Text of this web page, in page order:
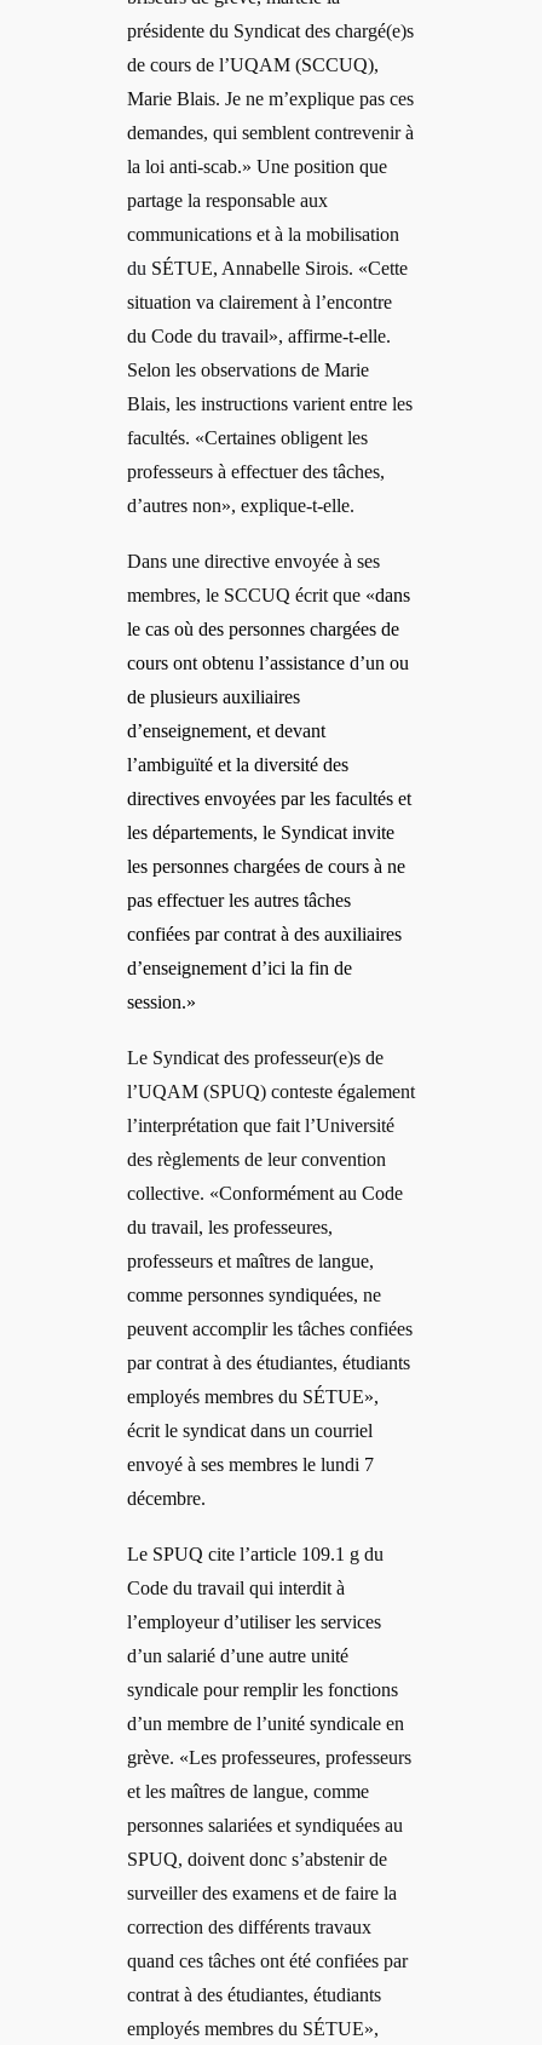
présidente du Syndicat des chargé(e)s
de cours de l’UQAM (SCCUQ),
Marie Blais. Je ne m’explique pas ces
demandes, qui semblent contrevenir à
la loi anti-scab.» Une position que
partage la responsable aux
communications et à la mobilisation
du SÉTUE, Annabelle Sirois. «Cette
situation va clairement à l’encontre
du Code du travail», affirme-t-elle.
Selon les observations de Marie
Blais, les instructions varient entre les
facultés. «Certaines obligent les
professeurs à effectuer des tâches,
d’autres non», explique-t-elle.
Dans une directive envoyée à ses
membres, le SCCUQ écrit que «dans
le cas où des personnes chargées de
cours ont obtenu l’assistance d’un ou
de plusieurs auxiliaires
d’enseignement, et devant
l’ambiguïté et la diversité des
directives envoyées par les facultés et
les départements, le Syndicat invite
les personnes chargées de cours à ne
pas effectuer les autres tâches
confiées par contrat à des auxiliaires
d’enseignement d’ici la fin de
session.»
Le Syndicat des professeur(e)s de
l’UQAM (SPUQ) conteste également
l’interprétation que fait l’Université
des règlements de leur convention
collective. «Conformément au Code
du travail, les professeures,
professeurs et maîtres de langue,
comme personnes syndiquées, ne
peuvent accomplir les tâches confiées
par contrat à des étudiantes, étudiants
employés membres du SÉTUE»,
écrit le syndicat dans un courriel
envoyé à ses membres le lundi 7
décembre.
Le SPUQ cite l’article 109.1 g du
Code du travail qui interdit à
l’employeur d’utiliser les services
d’un salarié d’une autre unité
syndicale pour remplir les fonctions
d’un membre de l’unité syndicale en
grève. «Les professeures, professeurs
et les maîtres de langue, comme
personnes salariées et syndiquées au
SPUQ, doivent donc s’abstenir de
surveiller des examens et de faire la
correction des différents travaux
quand ces tâches ont été confiées par
contrat à des étudiantes, étudiants
employés membres du SÉTUE»,